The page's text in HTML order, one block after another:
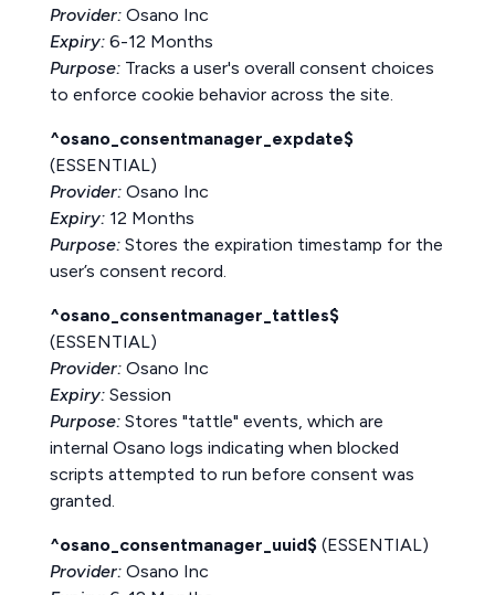
Provider: Osano Inc
Expiry: 6-12 Months
Purpose: Tracks a user's overall consent choices
to enforce cookie behavior across the site.
^osano_consentmanager_expdate$
(ESSENTIAL)
Provider: Osano Inc
Expiry: 12 Months
Purpose: Stores the expiration timestamp for the
user’s consent record.
^osano_consentmanager_tattles$
(ESSENTIAL)
Provider: Osano Inc
Expiry: Session
Purpose: Stores "tattle" events, which are
internal Osano logs indicating when blocked
scripts attempted to run before consent was
granted.
^osano_consentmanager_uuid$ (ESSENTIAL)
Provider: Osano Inc